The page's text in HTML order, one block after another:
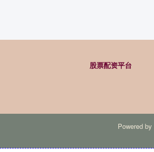
股票配资平台
Powered by